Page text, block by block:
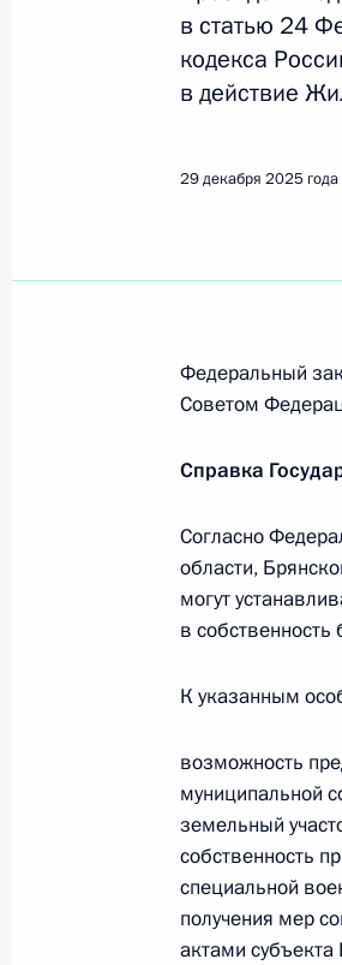
13 мая 2026 года,
13 мая 2026 года,
29 декабря 2025
Совещание с
4 июня 2025 года,
Владимиру
1 июня 2025 года,
Встреча с
Богомазом
13 февраля 2025
в статью 24
кодекса
в действие
29 декабря 2025 года
Федеральный
Советом
Справка
Согласно
области,
могут
в
К указанным
возможность
муниципальной
земельный
собственность
специальной
получения мер
актами